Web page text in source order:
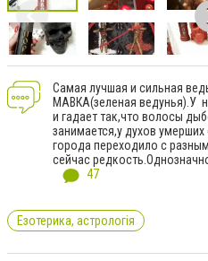
Самая лучшая и сильная
МАВКА(зеленая ведунья).У
и гадает так,что волосы
занимается,у духов
города переходило с
сейчас
47
Езотерика, астрологія